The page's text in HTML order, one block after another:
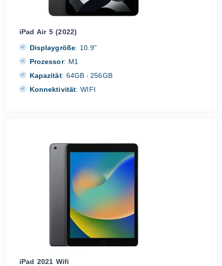
iPad Air 5 (2022)
Displaygröße: 10.9"
Prozessor: M1
Kapazität: 64GB/ 256GB
Konnektivität: WIFI
iPad 2021 Wifi